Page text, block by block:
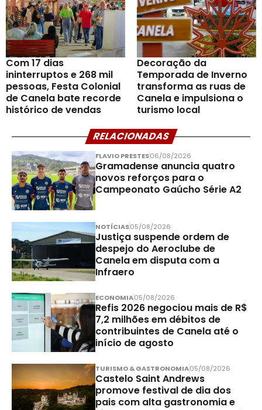
Com 17 dias
ininterruptos e 268 mil
pessoas, Festa Colonial
de Canela bate recorde
histórico de vendas
Decoração da
Temporada de Inverno
transforma as ruas de
Canela e impulsiona o
turismo local
RELACIONADAS
FLAVIO PRESTES06/08/2026
Gramadense anuncia quatro
novos reforços para o
Campeonato Gaúcho Série A2
NOTÍCIAS05/08/2026
Justiça suspende ordem de
despejo do Aeroclube de
Canela em disputa com a
Infraero
ECONOMIA05/08/2026
Refis 2026 negociou mais de R$
7,2 milhões em débitos de
contribuintes de Canela até o
início de agosto
TURISMO & GASTRONOMIA05/08/2026
Castelo Saint Andrews
promove festival de dia dos
pais com alta gastronomia e